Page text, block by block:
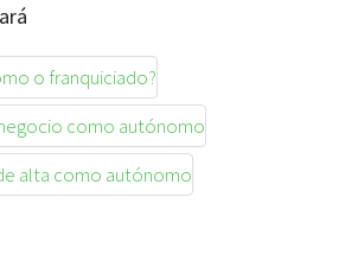
o franquiciado?
como autónomo
alta como autónomo